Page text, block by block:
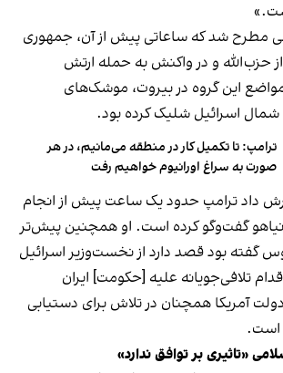
مطرح شد که ساعاتی پیش از آن، جمهوری
حزب‌الله و در واکنش به حمله ارتش
مواضع این گروه در بیروت، موشک‌های
اسرائیل شلیک کرده بود.
ترامپ: تا تکمیل کار در منطقه می‌مانیم، در هر
صورت به سراغ اورانیوم خواهیم رفت
داد ترامپ حدود یک ساعت پیش از انجام
گفت‌وگو کرده است. او همچنین پیش‌تر
گفته بود قصد دارد از نخست‌وزیر اسرائیل
تلافی‌جویانه علیه [حکومت] ایران
دولت آمریکا همچنان در تلاش برای دستیابی
است.
«تاثیری بر توافق ندارد»